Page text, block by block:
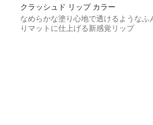
クラッシュド リップ カラー
なめらかな塗り心地で透けるようなふ
りマットに仕上げる新感覚リップ